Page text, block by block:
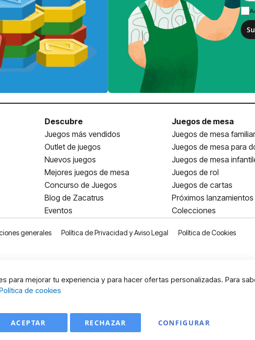
Descubre
Juegos más vendidos
Outlet de juegos
Nuevos juegos
Mejores juegos de mesa
Concurso de Juegos
Blog de Zacatrus
Eventos
Juegos de mesa
Juegos de mesa
Juegos de mesa para
Juegos de mesa
Juegos de rol
Juegos de cartas
Próximos lanzamientos
Colecciones
generales Política de Privacidad y Aviso Legal Política de Cookies
para mejorar tu experiencia y para hacer ofertas personalizadas. Para
de cookies
ACEPTAR CONFIGURAR
RECHAZAR